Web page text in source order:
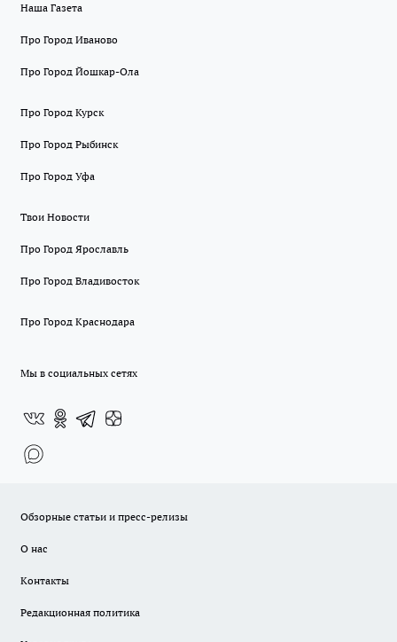
Наша Газета
Про Город Иваново
Про Город Йошкар-Ола
Про Город Курск
Про Город Рыбинск
Про Город Уфа
Твои Новости
Про Город Ярославль
Про Город Владивосток
Про Город Краснодара
Мы в социальных сетях
Обзорные статьи и пресс-релизы
О нас
Контакты
Редакционная политика